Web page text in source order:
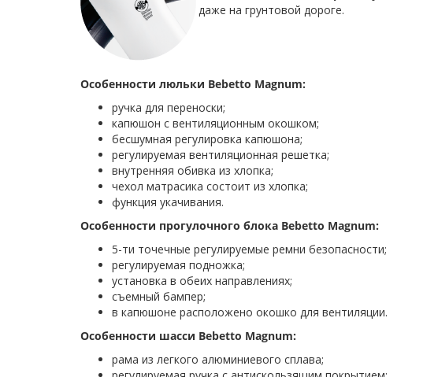
даже на грунтовой дороге.
Особенности люльки Bebetto Magnum:
ручка для переноски;
капюшон с вентиляционным окошком;
бесшумная регулировка капюшона;
регулируемая вентиляционная решетка;
внутренняя обивка из хлопка;
чехол матрасика состоит из хлопка;
функция укачивания.
Особенности прогулочного блока Bebetto Magnum:
5-ти точечные регулируемые ремни безопасности;
регулируемая подножка;
установка в обеих направлениях;
съемный бампер;
в капюшоне расположено окошко для вентиляции.
Особенности шасси Bebetto Magnum:
рама из легкого алюминиевого сплава;